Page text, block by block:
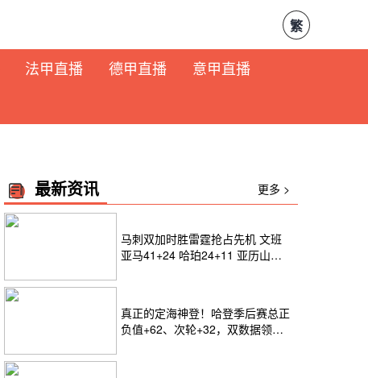
繁
法甲直播 德甲直播
意甲直播
最新资讯 更多 >
马刺双加时胜雷霆抢占先机 文班
亚马41+24 哈珀24+11 亚历山大
真正的定海神登！哈登季后赛总正
负值+62、次轮+32，双数据领跑